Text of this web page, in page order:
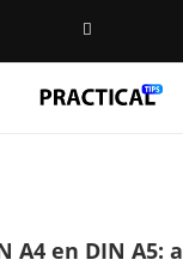
A4 en DIN A5: